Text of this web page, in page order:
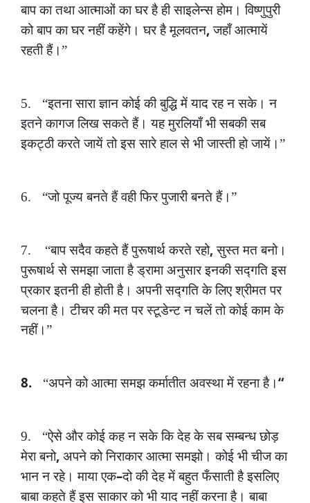
बाप का तथा आत्माओं का घर है ही साइलेन्स होम। विष्णुपुरी
को बाप का घर नहीं कहेंगे। घर है मूलवतन,जहाँ आत्मायें
रहती हैं।”
5. “इतना सारा ज्ञान कोई की बुद्धि में याद रह न सके। न
इतने कागज लिख सकते हैं। यह मुरलियाँ भी सबकी सब
इकट्ठी करते जायें तो इस सारे हाल से भी जास्ती हो जायें।”
6. “जो पूज्य बनते हैं वही फिर पुजारी बनते हैं।”
7. “बाप सदैव कहते हैं पुरूषार्थ करते रहो,सुस्त मत बनो।
पुरूषार्थ से समझा जाता है ड्रामा अनुसार इनकी सद्गति इस
प्रकार इतनी ही होती है। अपनी सद्गति के लिए श्रीमत पर
चलना है। टीचर की मत पर स्टूडेन्ट न चलें तो कोई काम के
नहीं।”
8. “अपने को आत्मा समझ कर्मातीत अवस्था में रहना है।“
9. “ऐसे और कोई कह न सके कि देह के सब सम्बन्ध छोड़
मेरा बनो, अपने को निराकार आत्मा समझो। कोई भी चीज का
भान न रहे। माया एक–दो की देह में बहुत फँसाती है इसलिए
बाबा कहते हैं इस साकार को भी याद नहीं करना है। बाबा